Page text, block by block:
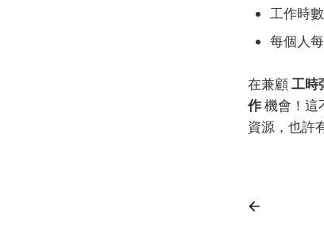
工作時
每個人
在兼顧工時
作機會！這
資源，也許